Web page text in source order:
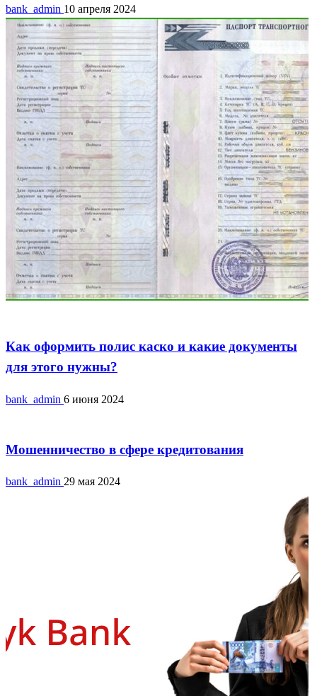
bank_admin 10 апреля 2024
Как оформить полис каско и какие документы
для этого нужны?
bank_admin 6 июня 2024
Мошенничество в сфере кредитования
bank_admin 29 мая 2024